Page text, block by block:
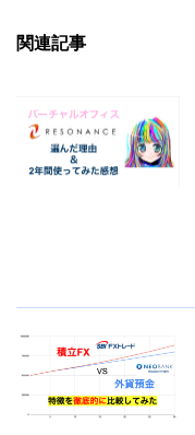
関連記事